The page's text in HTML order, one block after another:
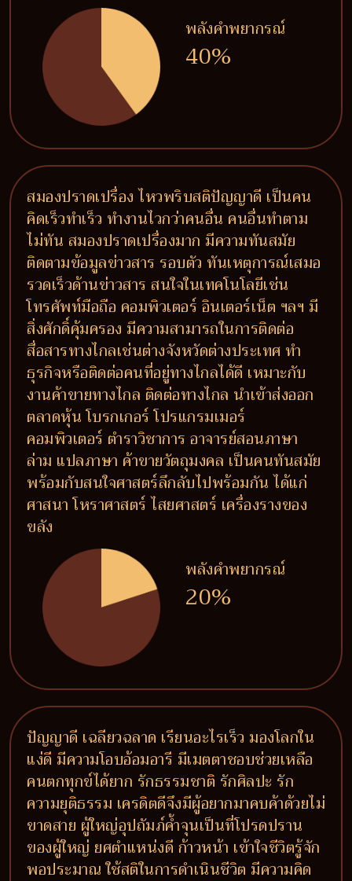
พลังคำพยากรณ์
40%
สมองปราดเปรื่อง ไหวพริบสติปัญญาดี เป็นคน
คิดเร็วทำเร็ว ทำงานไวกว่าคนอื่น คนอื่นทำตาม
ไม่ทัน สมองปราดเปรื่องมาก มีความทันสมัย
ติดตามข้อมูลข่าวสาร รอบตัว ทันเหตุการณ์เสมอ
รวดเร็วด้านข่าวสาร สนใจในเทคโนโลยีเช่น
โทรศัพท์มือถือ คอมพิวเตอร์ อินเตอร์เน็ต ฯลฯ มี
สิ่งศักดิ์คุ้มครอง มีความสามารถในการติดต่อ
สื่อสารทางไกลเช่นต่างจังหวัดต่างประเทศ ทำ
ธุรกิจหรือติดต่อคนที่อยู่ทางไกลได้ดี เหมาะกับ
งานค้าขายทางไกล ติดต่อทางไกล นำเข้าส่งออก
ตลาดหุ้น โบรกเกอร์ โปรแกรมเมอร์
คอมพิวเตอร์ ตำราวิชาการ อาจารย์สอนภาษา
ล่าม แปลภาษา ค้าขายวัตถุมงคล เป็นคนทันสมัย
พร้อมกับสนใจศาสตร์ลึกลับไปพร้อมกัน ได้แก่
ศาสนา โหราศาสตร์ ไสยศาสตร์ เครื่องรางของ
ขลัง
พลังคำพยากรณ์
20%
ปัญญาดี เฉลียวฉลาด เรียนอะไรเร็ว มองโลกใน
แง่ดี มีความโอบอ้อมอารี มีเมตตาชอบช่วยเหลือ
คนตกทุกข์ได้ยาก รักธรรมชาติ รักศิลปะ รัก
ความยุติธรรม เครดิตดีจึงมีผู้อยากมาคบค้าด้วยไม่
ขาดสาย ผู้ใหญ่อุปถัมภ์ค้ำจุนเป็นที่โปรดปราน
ของผู้ใหญ่ ยศตำแหน่งดี ก้าวหน้า เข้าใจชีวิตรู้จัก
พอประมาณ ใช้สติในการดำเนินชีวิต มีความคิด